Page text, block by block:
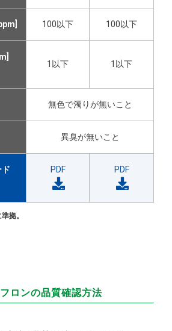
100以下 100以下
1以下 1以下
無色で濁りが無いこと
異臭が無いこと
PDF PDF
拠。
ロンの品質確認方法